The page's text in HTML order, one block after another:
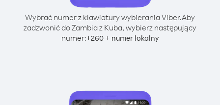
Wybrać numer z klawiatury wybierania Viber.Aby
zadzwonić do Zambia z Kuba, wybierz następujący
numer:+260+ numer lokalny